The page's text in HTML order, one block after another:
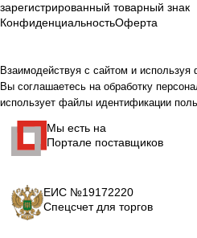
зарегистрированный товарный знак
КонфиденциальностьОферта
Взаимодействуя с сайтом и используя
Вы соглашаетесь на обработку
использует файлы идентификации
Мы есть на
Портале поставщиков
ЕИС №19172220
Спецсчет для торгов